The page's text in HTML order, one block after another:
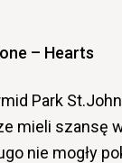
– Hearts
Park
mieli szansę
nie mogły